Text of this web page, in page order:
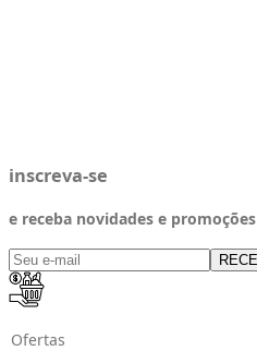
inscreva-se
e receba novidades e promoções
Ofertas